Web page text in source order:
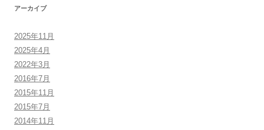
アーカイブ
2025年11月
2025年4月
2022年3月
2016年7月
2015年11月
2015年7月
2014年11月